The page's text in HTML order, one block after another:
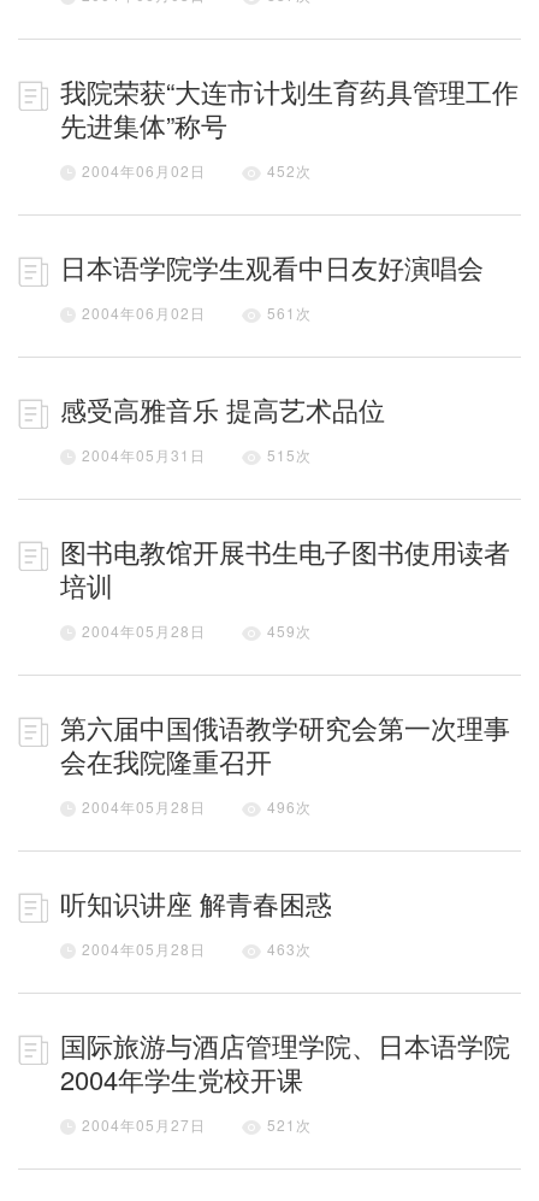
我院荣获“大连市计划生育药具管理工作
先进集体”称号
2004年06月02日 452次
日本语学院学生观看中日友好演唱会
2004年06月02日 561 次
感受高雅音乐 提高艺术品位
2004年05月31日 515次
图书电教馆开展书生电子图书使用读者
培训
2004年05月28日 459次
第六届中国俄语教学研究会第一次理事
会在我院隆重召开
2004年05月28日 496次
听知识讲座 解青春困惑
2004年05月28日 463次
国际旅游与酒店管理学院、日本语学院
2004年学生党校开课
2004年05月27日 521 次